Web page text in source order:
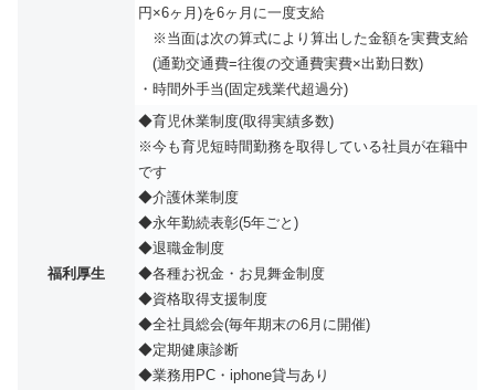
円×6ヶ⽉)を6ヶ⽉に⼀度⽀給
※当面は次の算式により算出した金額を実費支給
(通勤交通費=往復の交通費実費×出勤日数)
・時間外手当(固定残業代超過分)
福利厚生
◆育児休業制度(取得実績多数)
※今も育児短時間勤務を取得している社員が在籍中
です
◆介護休業制度
◆永年勤続表彰(5年ごと)
◆退職⾦制度
◆各種お祝金・お見舞金制度
◆資格取得⽀援制度
◆全社員総会(毎年期末の6⽉に開催)
◆定期健康診断
◆業務用PC・iphone貸与あり